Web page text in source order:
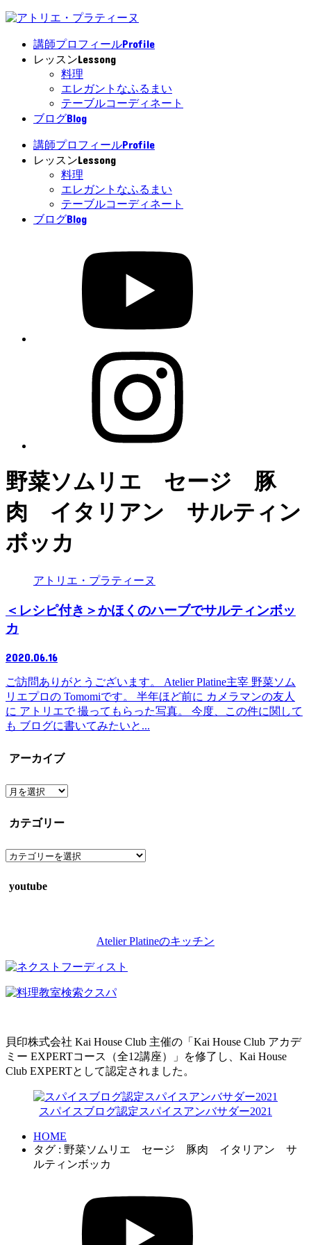
講師プロフィールProfile
レッスンLessong
料理
エレガントなふるまい
テーブルコーディネート
ブログBlog
講師プロフィールProfile
レッスンLessong
料理
エレガントなふるまい
テーブルコーディネート
ブログBlog
野菜ソムリエ セージ 豚
肉 イタリアン サルティン
ボッカ
アトリエ・プラティーヌ
＜レシピ付き＞かほくのハーブでサルティンボッ
カ
2020.06.16
ご訪問ありがとうございます。 Atelier Platine主宰 野菜ソム
リエプロの Tomomiです。 半年ほど前に カメラマンの友人
に アトリエで 撮ってもらった写真。 今度、この件に関して
も ブログに書いてみたいと...
アーカイブ
ア
カ
ブ
カテゴリー
カ
ゴ
youtube
Atelier Platineのキッチン
貝印株式会社 Kai House Club 主催の「Kai House Club アカデ
ミー EXPERTコース（全12講座）」を修了し、Kai House
Club EXPERTとして認定されました。
スパイスブログ認定スパイスアンバサダー2021
HOME
タグ : 野菜ソムリエ セージ 豚肉 イタリアン サ
ルティンボッカ